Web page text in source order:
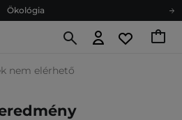
Ökológia
nem elérhető